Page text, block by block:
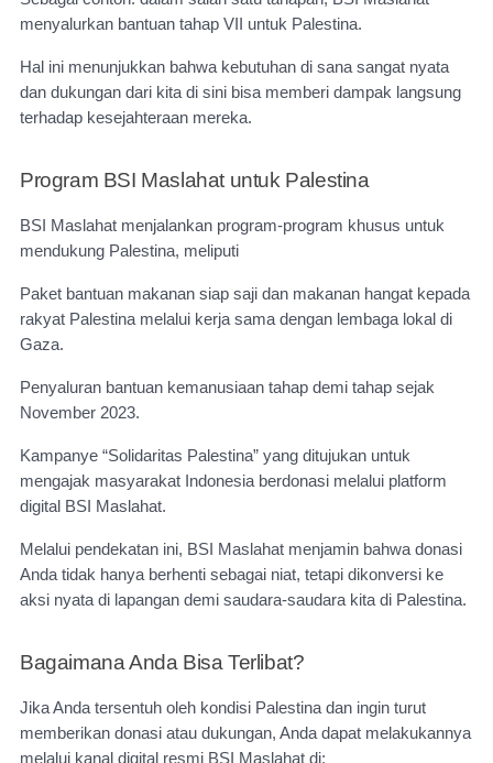
menyalurkan bantuan tahap VII untuk Palestina.
Hal ini menunjukkan bahwa kebutuhan di sana sangat nyata
dan dukungan dari kita di sini bisa memberi dampak langsung
terhadap kesejahteraan mereka.
Program BSI Maslahat untuk Palestina
BSI Maslahat menjalankan program-program khusus untuk
mendukung Palestina, meliputi
Paket bantuan makanan siap saji dan makanan hangat kepada
rakyat Palestina melalui kerja sama dengan lembaga lokal di
Gaza.
Penyaluran bantuan kemanusiaan tahap demi tahap sejak
November 2023.
Kampanye “Solidaritas Palestina” yang ditujukan untuk
mengajak masyarakat Indonesia berdonasi melalui platform
digital BSI Maslahat.
Melalui pendekatan ini, BSI Maslahat menjamin bahwa donasi
Anda tidak hanya berhenti sebagai niat, tetapi dikonversi ke
aksi nyata di lapangan demi saudara-saudara kita di Palestina.
Bagaimana Anda Bisa Terlibat?
Jika Anda tersentuh oleh kondisi Palestina dan ingin turut
memberikan donasi atau dukungan, Anda dapat melakukannya
melalui kanal digital resmi BSI Maslahat di: